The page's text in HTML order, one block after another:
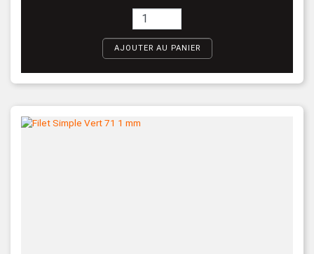
AJOUTER AU PANIER